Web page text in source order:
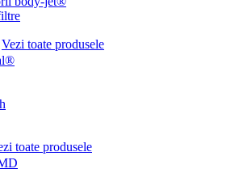
Vezi toate produsele
toate produsele